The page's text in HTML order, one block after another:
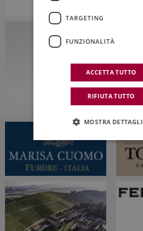
TARGETING
FUNZIONALITÀ
ACCETTA TUTTO
RIFIUTA TUTTO
MOSTRA DETTAGLI